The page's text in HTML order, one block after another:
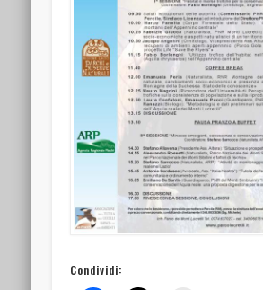
Condividi: